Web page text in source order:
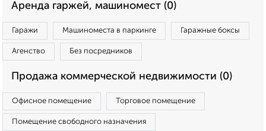
Аренда гаржей, машиномест (0)
Гаражи Машиноместа в паркинге Гаражные боксы
Агенство Без посредников
Продажа коммерческой недвижимости (0)
Офисное помещение Торговое помещение
Помещение свободного назначения